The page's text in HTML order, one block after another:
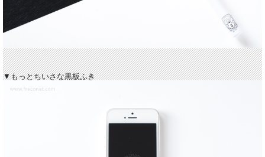
▼もっとちいさな黒板ふき